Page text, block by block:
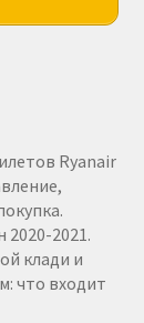
Ryanair
2020-2021.
клади и
что входит